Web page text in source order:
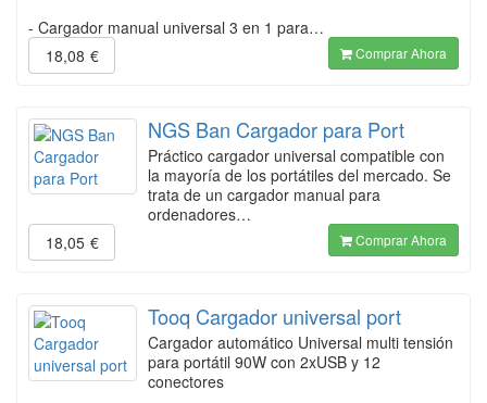
- Cargador manual universal 3 en 1 para…
18,08 € Comprar Ahora
NGS Ban Cargador para Port
Práctico cargador universal compatible con
la mayoría de los portátiles del mercado. Se
trata de un cargador manual para
ordenadores…
18,05 € Comprar Ahora
Tooq Cargador universal port
Cargador automático Universal multi tensión
para portátil 90W con 2xUSB y 12
conectores